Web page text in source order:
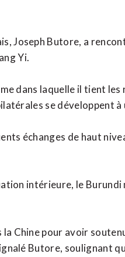
Joseph Butore, a
Yi.
dans laquelle il tient
se développent à
échanges de haut
intérieure, le Burundi
Chine pour avoir
Butore, soulignant